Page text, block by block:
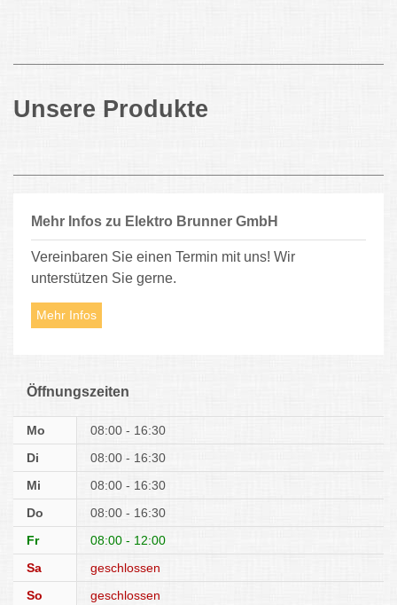
Unsere Produkte
Mehr Infos zu Elektro Brunner GmbH
Vereinbaren Sie einen Termin mit uns! Wir
unterstützen Sie gerne.
Mehr Infos
Öffnungszeiten
Mo
08:00 - 16:30
Di
08:00 - 16:30
Mi
08:00 - 16:30
Do
08:00 - 16:30
Fr
08:00 - 12:00
Sa
geschlossen
So
geschlossen